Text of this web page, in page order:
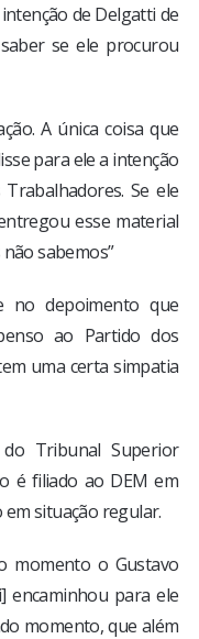
de Delgatti de
se ele procurou
A única coisa que
para ele a intenção
Se ele
esse material
sabemos”
no depoimento que
ao Partido dos
uma certa simpatia
Tribunal Superior
é filiado ao DEM em
em situação regular.
momento o Gustavo
encaminhou para ele
momento, que além